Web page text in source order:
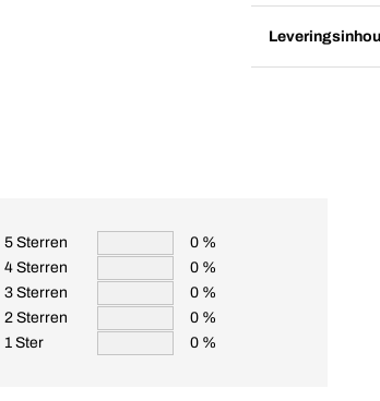
5 Sterren
0 %
4 Sterren
0 %
3 Sterren
0 %
2 Sterren
0 %
1 Ster
0 %